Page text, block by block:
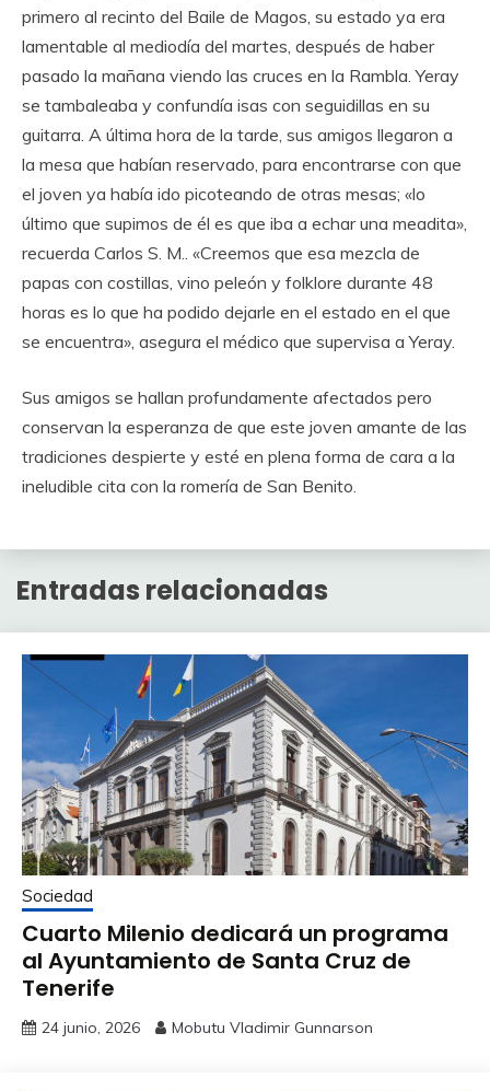
primero al recinto del Baile de Magos, su estado ya era
lamentable al mediodía del martes, después de haber
pasado la mañana viendo las cruces en la Rambla. Yeray
se tambaleaba y confundía isas con seguidillas en su
guitarra. A última hora de la tarde, sus amigos llegaron a
la mesa que habían reservado, para encontrarse con que
el joven ya había ido picoteando de otras mesas; «lo
último que supimos de él es que iba a echar una meadita»,
recuerda Carlos S. M.. «Creemos que esa mezcla de
papas con costillas, vino peleón y folklore durante 48
horas es lo que ha podido dejarle en el estado en el que
se encuentra», asegura el médico que supervisa a Yeray.
Sus amigos se hallan profundamente afectados pero
conservan la esperanza de que este joven amante de las
tradiciones despierte y esté en plena forma de cara a la
ineludible cita con la romería de San Benito.
Entradas relacionadas
Sociedad
Cuarto Milenio dedicará un programa
al Ayuntamiento de Santa Cruz de
Tenerife
24 junio, 2026 Mobutu Vladimir Gunnarson